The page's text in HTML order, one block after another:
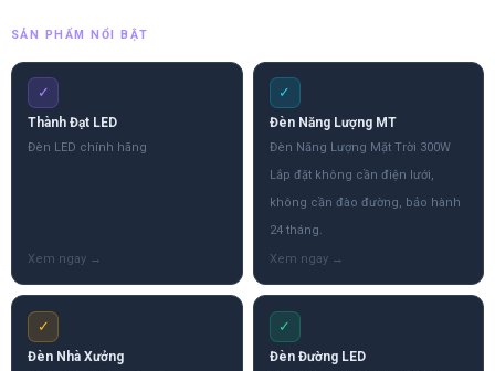
SẢN PHẨM NỔI BẬT
✓
Thành Đạt LED
Đèn LED chính hãng
✓
Đèn Năng Lượng MT
Đèn Năng Lượng Mặt Trời 300W
Lắp đặt không cần điện lưới,
không cần đào đường, bảo hành
24 tháng.
✓
Đèn Nhà Xưởng
✓
Đèn Đường LED